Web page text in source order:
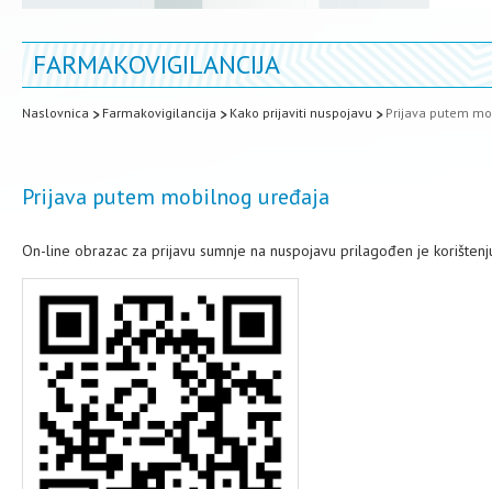
FARMAKOVIGILANCIJA
Naslovnica Farmakovigilancija Kako prijaviti nuspojavu Prijava putem
Prijava putem mobilnog uređaja
On-line obrazac za prijavu sumnje na nuspojavu prilagođen je